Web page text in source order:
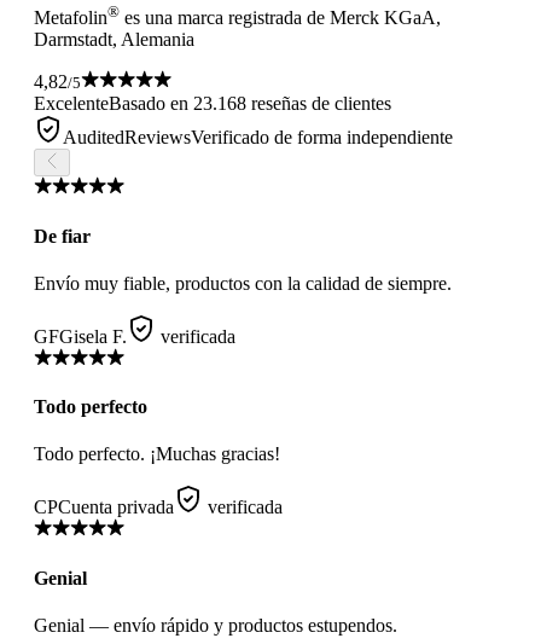
Metafolin® es una marca registrada de Merck KGaA,
Darmstadt, Alemania
4,82/5
ExcelenteBasado en 23.168 reseñas de clientes
AuditedReviewsVerificado de forma independiente
De fiar
Envío muy fiable, productos con la calidad de siempre.
GFGisela F. verificada
Todo perfecto
Todo perfecto. ¡Muchas gracias!
CPCuenta privada verificada
Genial
Genial — envío rápido y productos estupendos.